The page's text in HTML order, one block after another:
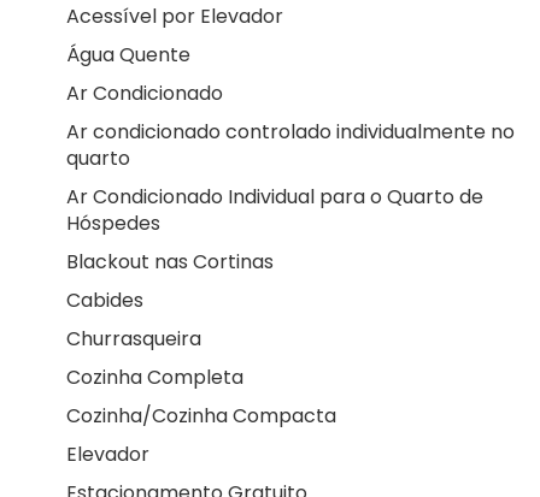
Acessível por Elevador
Água Quente
Ar Condicionado
Ar condicionado controlado individualmente no
quarto
Ar Condicionado Individual para o Quarto de
Hóspedes
Blackout nas Cortinas
Cabides
Churrasqueira
Cozinha Completa
Cozinha/Cozinha Compacta
Elevador